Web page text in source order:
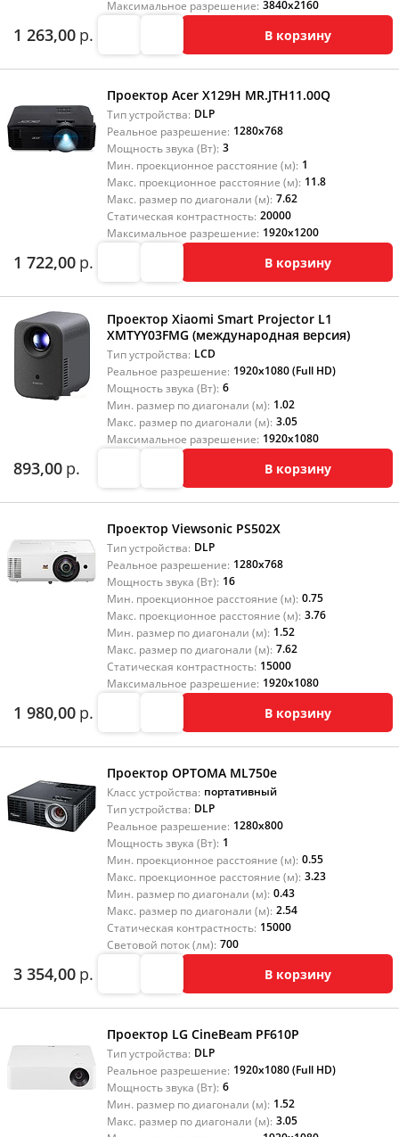
Максимальное разрешение: 3840x2160
1 263,00 р. В корзину
Проектор Acer X129H MR.JTH11.00Q
Тип устройства: DLP
Реальное разрешение: 1280x768
Мощность звука (Вт): 3
Мин. проекционное расстояние (м): 1
Макс. проекционное расстояние (м): 11.8
Макс. размер по диагонали (м): 7.62
Статическая контрастность: 20000
Максимальное разрешение: 1920x1200
1 722,00 р. В корзину
Проектор Xiaomi Smart Projector L1
XMTYY03FMG (международная версия)
Тип устройства: LCD
Реальное разрешение: 1920x1080 (Full HD)
Мощность звука (Вт): 6
Мин. размер по диагонали (м): 1.02
Макс. размер по диагонали (м): 3.05
Максимальное разрешение: 1920x1080
893,00 р. В корзину
Проектор Viewsonic PS502X
Тип устройства: DLP
Реальное разрешение: 1280x768
Мощность звука (Вт): 16
Мин. проекционное расстояние (м): 0.75
Макс. проекционное расстояние (м): 3.76
Мин. размер по диагонали (м): 1.52
Макс. размер по диагонали (м): 7.62
Статическая контрастность: 15000
Максимальное разрешение: 1920x1080
1 980,00 р. В корзину
Проектор OPTOMA ML750e
Класс устройства: портативный
Тип устройства: DLP
Реальное разрешение: 1280x800
Мощность звука (Вт): 1
Мин. проекционное расстояние (м): 0.55
Макс. проекционное расстояние (м): 3.23
Мин. размер по диагонали (м): 0.43
Макс. размер по диагонали (м): 2.54
Статическая контрастность: 15000
Световой поток (лм): 700
3 354,00 р. В корзину
Проектор LG CineBeam PF610P
Тип устройства: DLP
Реальное разрешение: 1920x1080 (Full HD)
Мощность звука (Вт): 6
Мин. размер по диагонали (м): 1.52
Макс. размер по диагонали (м): 3.05